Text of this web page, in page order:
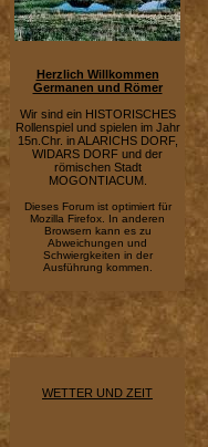
Herzlich Willkommen
Germanen und Römer
Wir sind ein HISTORISCHES
Rollenspiel und spielen im Jahr
15n.Chr. in ALARICHS DORF,
WIDARS DORF und der
römischen Stadt
MOGONTIACUM.
Dieses Forum ist optimiert für
Mozilla Firefox. In anderen
Browsern kann es zu
Abweichungen und
Schwiergkeiten in der
Ausführung kommen.
WETTER UND ZEIT